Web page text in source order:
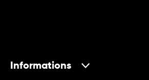
Informations